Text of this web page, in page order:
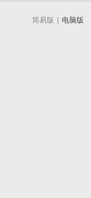
简易版 电脑版